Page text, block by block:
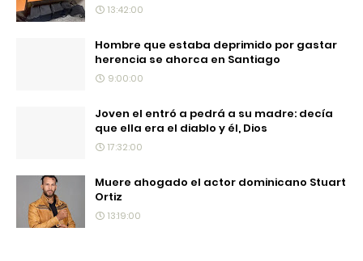
13:42:00
Hombre que estaba deprimido por gastar
herencia se ahorca en Santiago
9:00:00
Joven el entró a pedrá a su madre: decía
que ella era el diablo y él, Dios
17:32:00
Muere ahogado el actor dominicano Stuart
Ortiz
13:19:00